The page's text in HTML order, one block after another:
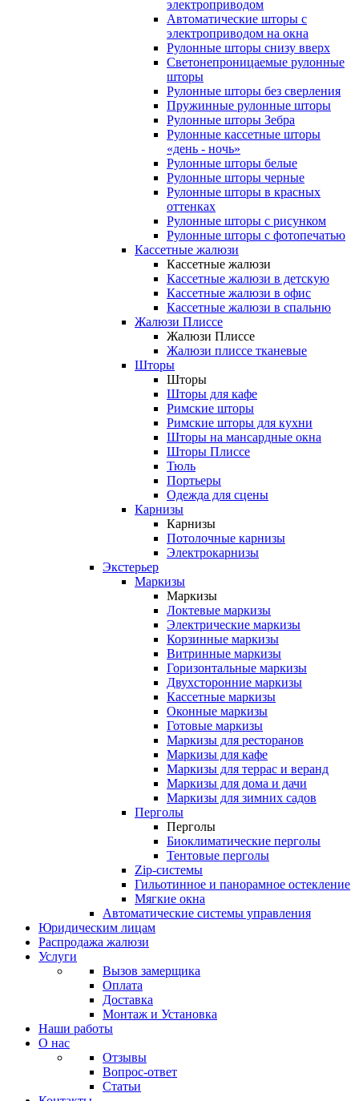
электроприводом
Автоматические шторы с
электроприводом на окна
Рулонные шторы снизу вверх
Светонепроницаемые рулонные
шторы
Рулонные шторы без сверления
Пружинные рулонные шторы
Рулонные шторы Зебра
Рулонные кассетные шторы
«день - ночь»
Рулонные шторы белые
Рулонные шторы черные
Рулонные шторы в красных
оттенках
Рулонные шторы с рисунком
Рулонные шторы с фотопечатью
Кассетные жалюзи
Кассетные жалюзи
Кассетные жалюзи в детскую
Кассетные жалюзи в офис
Кассетные жалюзи в спальню
Жалюзи Плиссе
Жалюзи Плиссе
Жалюзи плиссе тканевые
Шторы
Шторы
Шторы для кафе
Римские шторы
Римские шторы для кухни
Шторы на мансардные окна
Шторы Плиссе
Тюль
Портьеры
Одежда для сцены
Карнизы
Карнизы
Потолочные карнизы
Электрокарнизы
Экстерьер
Маркизы
Маркизы
Локтевые маркизы
Электрические маркизы
Корзинные маркизы
Витринные маркизы
Горизонтальные маркизы
Двухсторонние маркизы
Кассетные маркизы
Оконные маркизы
Готовые маркизы
Маркизы для ресторанов
Маркизы для кафе
Маркизы для террас и веранд
Маркизы для дома и дачи
Маркизы для зимних садов
Перголы
Перголы
Биоклиматические перголы
Тентовые перголы
Zip-системы
Гильотинное и панорамное остекление
Мягкие окна
Автоматические системы управления
Юридическим лицам
Распродажа жалюзи
Услуги
Вызов замерщика
Оплата
Доставка
Монтаж и Установка
Наши работы
О нас
Отзывы
Вопрос-ответ
Статьи